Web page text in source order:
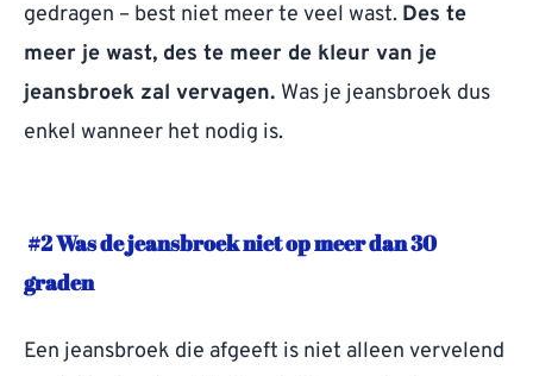
gedragen – best niet meer te veel wast. Des te
meer je wast, des te meer de kleur van je
jeansbroek zal vervagen. Was je jeansbroek dus
enkel wanneer het nodig is.
#2 Was de jeansbroek niet op meer dan 30
graden
Een jeansbroek die afgeeft is niet alleen vervelend